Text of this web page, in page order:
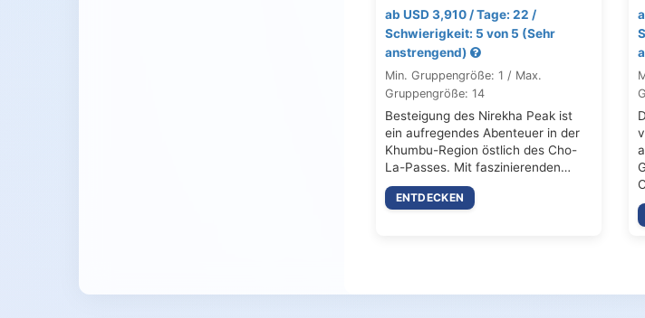
ab USD 3,910 / Tage: 22 /
Schwierigkeit: 5 von 5 (Sehr
anstrengend)
Min. Gruppengröße: 1 / Max.
Gruppengröße: 14
Besteigung des Nirekha Peak ist
ein aufregendes Abenteuer in der
Khumbu-Region östlich des Cho-
La-Passes. Mit faszinierenden…
ENTDECKEN